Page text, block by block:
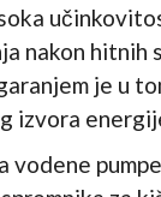
nakon
je u
izvora
vodene